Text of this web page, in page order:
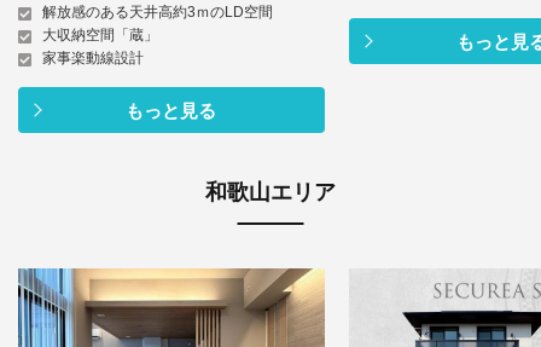
解放感のある天井高約3ｍのLD空間
大収納空間「蔵」
家事楽動線設計
もっと見る
もっと見
和歌山エリア